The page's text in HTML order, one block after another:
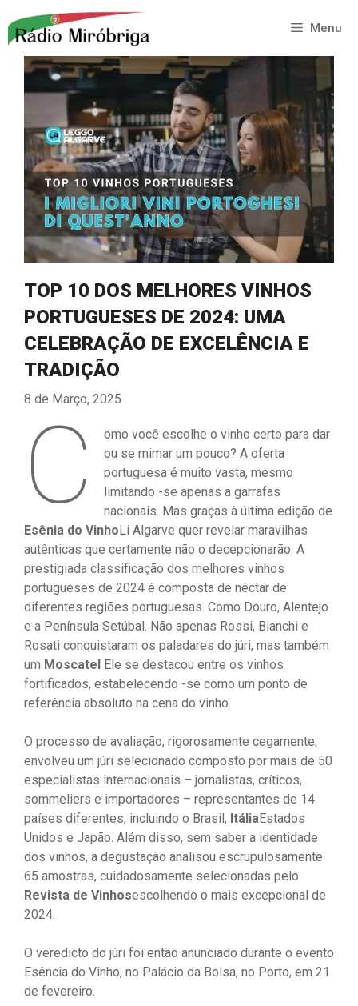
para
conteúdo
Menu
TOP 10 DOS MELHORES VINHOS
PORTUGUESES DE 2024: UMA
CELEBRAÇÃO DE EXCELÊNCIA E
TRADIÇÃO
8 de Março, 2025
C
omo você escolhe o vinho certo para dar
ou se mimar um pouco? A oferta
portuguesa é muito vasta, mesmo
limitando -se apenas a garrafas
nacionais. Mas graças à última edição de
Esênia do VinhoLi Algarve quer revelar maravilhas
autênticas que certamente não o decepcionarão. A
prestigiada classificação dos melhores vinhos
portugueses de 2024 é composta de néctar de
diferentes regiões portuguesas. Como Douro, Alentejo
e a Península Setúbal. Não apenas Rossi, Bianchi e
Rosati conquistaram os paladares do júri, mas também
um Moscatel Ele se destacou entre os vinhos
fortificados, estabelecendo -se como um ponto de
referência absoluto na cena do vinho.
O processo de avaliação, rigorosamente cegamente,
envolveu um júri selecionado composto por mais de 50
especialistas internacionais – jornalistas, críticos,
sommeliers e importadores – representantes de 14
países diferentes, incluindo o Brasil, ItáliaEstados
Unidos e Japão. Além disso, sem saber a identidade
dos vinhos, a degustação analisou escrupulosamente
65 amostras, cuidadosamente selecionadas pelo
Revista de Vinhosescolhendo o mais excepcional de
2024.
O veredicto do júri foi então anunciado durante o evento
Esência do Vinho, no Palácio da Bolsa, no Porto, em 21
de fevereiro.